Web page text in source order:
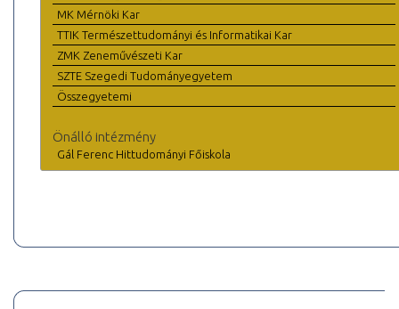
MK Mérnöki Kar
TTIK Természettudományi és Informatikai Kar
ZMK Zeneművészeti Kar
SZTE Szegedi Tudományegyetem
Összegyetemi
Önálló intézmény
Gál Ferenc Hittudományi Főiskola